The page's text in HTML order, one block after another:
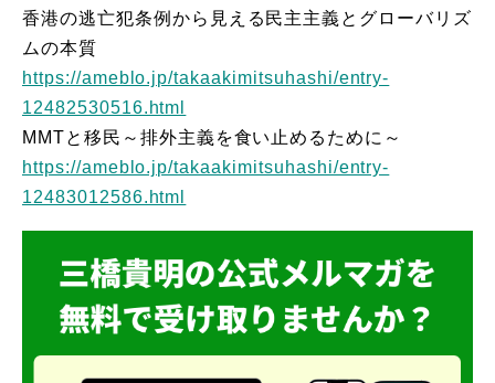
香港の逃亡犯条例から見える民主主義とグローバリズ
ムの本質
https://ameblo.jp/takaakimitsuhashi/entry-
12482530516.html
MMTと移民～排外主義を食い止めるために～
https://ameblo.jp/takaakimitsuhashi/entry-
12483012586.html